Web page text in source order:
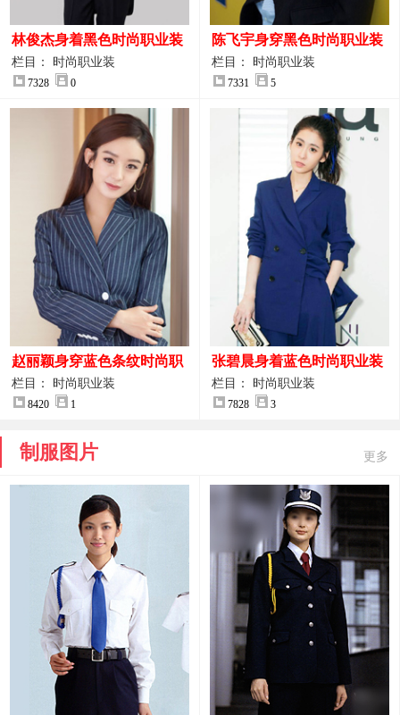
林俊杰身着黑色时尚职业装
制服图片
栏目： 时尚职业装
7328 0
陈飞宇身穿黑色时尚职业装
图片
栏目： 时尚职业装
7331 5
赵丽颖身穿蓝色条纹时尚职
业装图片
栏目： 时尚职业装
8420 1
张碧晨身着蓝色时尚职业装
服装图片
栏目： 时尚职业装
7828 3
制服图片 更多